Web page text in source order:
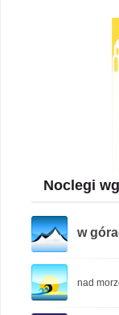
Noclegi
w
nad